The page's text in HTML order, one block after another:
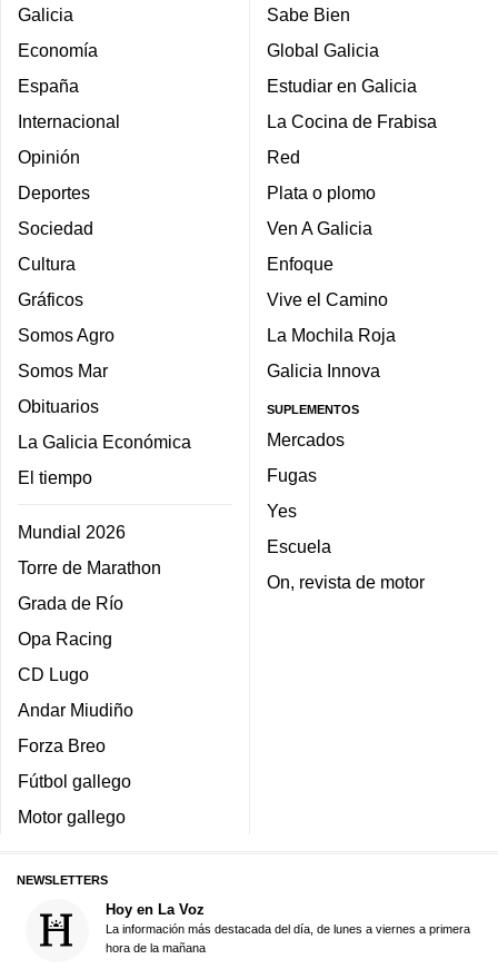
Galicia
Economía
España
Internacional
Opinión
Deportes
Sociedad
Cultura
Gráficos
Somos Agro
Somos Mar
Obituarios
La Galicia Económica
El tiempo
Mundial 2026
Torre de Marathon
Grada de Río
Opa Racing
CD Lugo
Andar Miudiño
Forza Breo
Fútbol gallego
Motor gallego
Sabe Bien
Global Galicia
Estudiar en Galicia
La Cocina de Frabisa
Red
Plata o plomo
Ven A Galicia
Enfoque
Vive el Camino
La Mochila Roja
Galicia Innova
SUPLEMENTOS
Mercados
Fugas
Yes
Escuela
On, revista de motor
NEWSLETTERS
Hoy en La Voz
La información más destacada del día, de lunes a viernes a primera
hora de la mañana